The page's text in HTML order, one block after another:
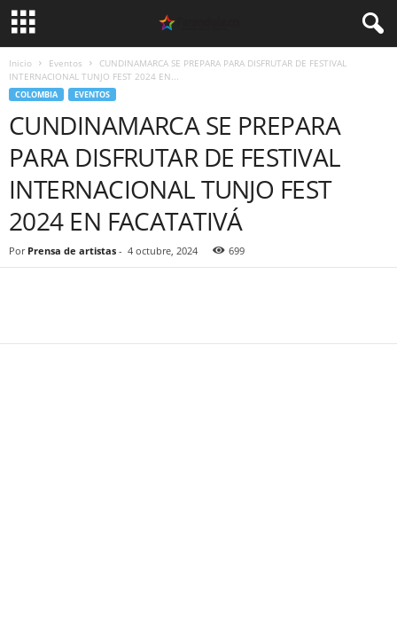
Inicio Eventos
CUNDINAMARCA SE PREPARA PARA DISFRUTAR DE FESTIVAL
INTERNACIONAL TUNJO FEST 2024 EN...
COLOMBIA EVENTOS
CUNDINAMARCA SE PREPARA
PARA DISFRUTAR DE FESTIVAL
INTERNACIONAL TUNJO FEST
2024 EN FACATATIVÁ
Por Prensa de artistas - 4 octubre, 2024 699